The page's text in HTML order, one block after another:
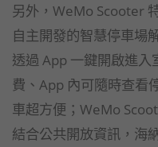
另外，WeMo Scooter
自主開發的智慧停車場
透過 App 一鍵開啟進
費、App 內可隨時查看
車超方便；WeMo
結合公共開放資訊，海